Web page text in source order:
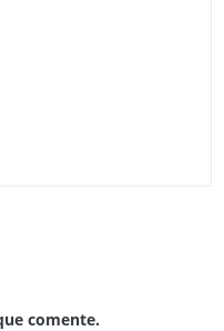
comente.